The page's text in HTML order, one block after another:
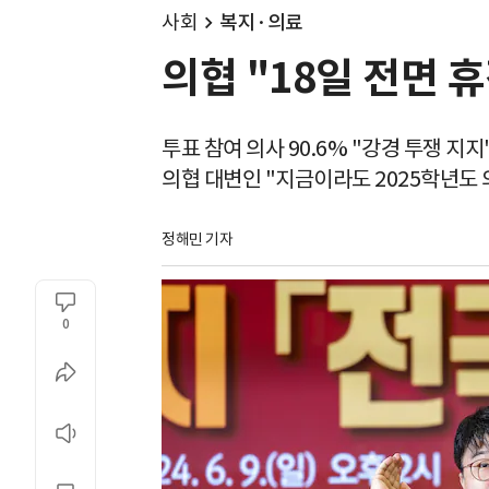
사회 복지·의료
의협 "18일 전면
투표 참여 의사 90.6% "강경 투쟁 지
의협 대변인 "지금이라도 2025학년도
정해민 기자
0